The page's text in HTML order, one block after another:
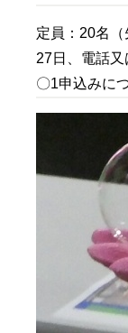
定員：20名
27日、電話
〇1申込みに